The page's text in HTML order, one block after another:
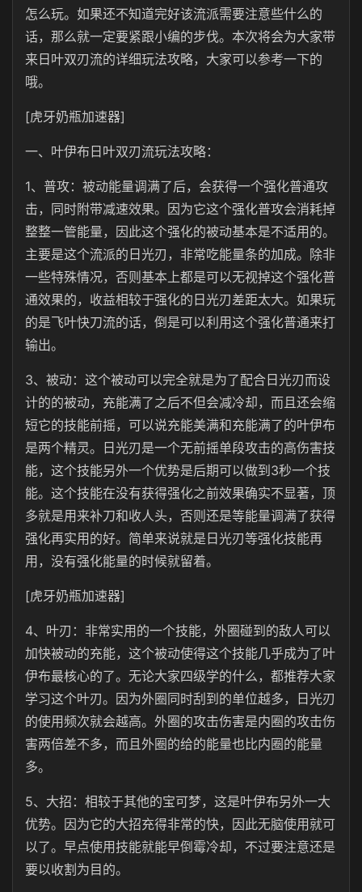
怎么玩。如果还不知道完好该流派需要注意些什么的
话，那么就一定要紧跟小编的步伐。本次将会为大家带
来日叶双刃流的详细玩法攻略，大家可以参考一下的
哦。
[虎牙奶瓶加速器]
一、叶伊布日叶双刃流玩法攻略：
1、普攻：被动能量调满了后，会获得一个强化普通攻
击，同时附带减速效果。因为它这个强化普攻会消耗掉
整整一管能量，因此这个强化的被动基本是不适用的。
主要是这个流派的日光刃，非常吃能量条的加成。除非
一些特殊情况，否则基本上都是可以无视掉这个强化普
通效果的，收益相较于强化的日光刃差距太大。如果玩
的是飞叶快刀流的话，倒是可以利用这个强化普通来打
输出。
3、被动：这个被动可以完全就是为了配合日光刃而设
计的的被动，充能满了之后不但会减冷却，而且还会缩
短它的技能前摇，可以说充能美满和充能满了的叶伊布
是两个精灵。日光刃是一个无前摇单段攻击的高伤害技
能，这个技能另外一个优势是后期可以做到3秒一个技
能。这个技能在没有获得强化之前效果确实不显著，顶
多就是用来补刀和收人头，否则还是等能量调满了获得
强化再实用的好。简单来说就是日光刃等强化技能再
用，没有强化能量的时候就留着。
[虎牙奶瓶加速器]
4、叶刃：非常实用的一个技能，外圈碰到的敌人可以
加快被动的充能，这个被动使得这个技能几乎成为了叶
伊布最核心的了。无论大家四级学的什么，都推荐大家
学习这个叶刃。因为外圈同时刮到的单位越多，日光刃
的使用频次就会越高。外圈的攻击伤害是内圈的攻击伤
害两倍差不多，而且外圈的给的能量也比内圈的能量
多。
5、大招：相较于其他的宝可梦，这是叶伊布另外一大
优势。因为它的大招充得非常的快，因此无脑使用就可
以了。早点使用技能就能早倒霉冷却，不过要注意还是
要以收割为目的。